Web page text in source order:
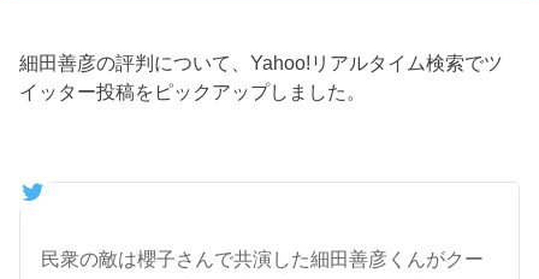
細田善彦の評判について、Yahoo!リアルタイム検索でツ
イッター投稿をピックアップしました。
民衆の敵は櫻子さんで共演した細田善彦くんがクー